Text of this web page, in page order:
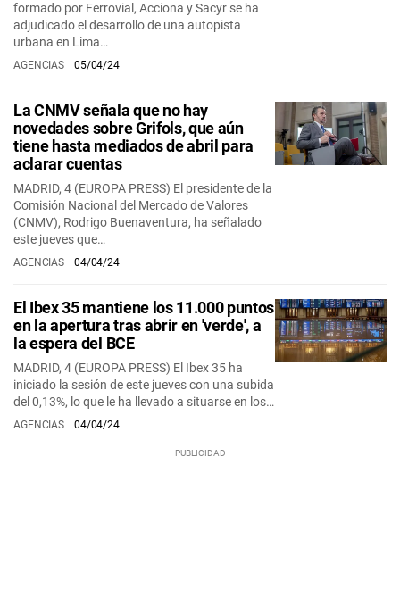
formado por Ferrovial, Acciona y Sacyr se ha
adjudicado el desarrollo de una autopista
urbana en Lima…
AGENCIAS 05/04/24
La CNMV señala que no hay
novedades sobre Grifols, que aún
tiene hasta mediados de abril para
aclarar cuentas
MADRID, 4 (EUROPA PRESS) El presidente de la
Comisión Nacional del Mercado de Valores
(CNMV), Rodrigo Buenaventura, ha señalado
este jueves que…
AGENCIAS 04/04/24
El Ibex 35 mantiene los 11.000 puntos
en la apertura tras abrir en 'verde', a
la espera del BCE
MADRID, 4 (EUROPA PRESS) El Ibex 35 ha
iniciado la sesión de este jueves con una subida
del 0,13%, lo que le ha llevado a situarse en los…
AGENCIAS 04/04/24